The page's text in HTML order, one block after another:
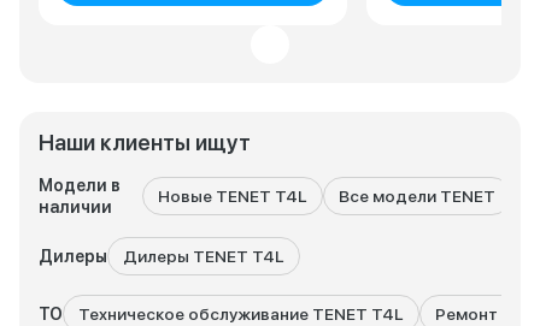
Наши клиенты ищут
Модели в
наличии
Новые TENET T4L Все модели TENET
Дилеры Дилеры TENET T4L
ТО Техническое обслуживание TENET T4L Ремонт